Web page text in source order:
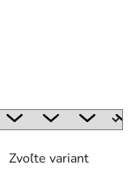
Zvoľte variant